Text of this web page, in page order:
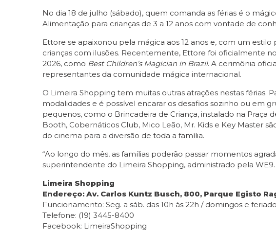
No dia 18 de julho (sábado), quem comanda as férias é o
Alimentação para crianças de 3 a 12 anos com vontade de
Ettore se apaixonou pela mágica aos 12 anos e, com um
crianças com ilusões. Recentemente, Ettore foi oficialmente
2026, como Best Children’s Magician in Brazil. A cerimônia
representantes da comunidade mágica internacional.
O Limeira Shopping tem muitas outras atrações nestas férias.
modalidades e é possível encarar os desafios sozinho ou em
pequenos, como o Brincadeira de Criança, instalado na Praça
Booth, Cobernáticos Club, Mico Leão, Mr. Kids e Key Master
do cinema para a diversão de toda a família.
“Ao longo do mês, as famílias poderão passar momentos
superintendente do Limeira Shopping, administrado pela WE9.
Limeira Shopping
Endereço: Av. Carlos Kuntz Busch, 800, Parque Egisto
Funcionamento: Seg. a sáb. das 10h às 22h / domingos e
Telefone: (19) 3445-8400
Facebook: LimeiraShopping